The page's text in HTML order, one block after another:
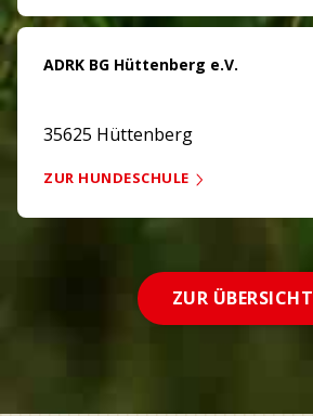
ADRK BG Hüttenberg e.V.
35625 Hüttenberg
ZUR HUNDESCHULE
ZUR ÜBERSICHT